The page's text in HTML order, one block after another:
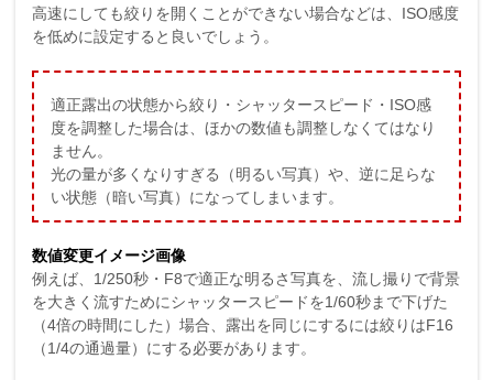
高速にしても絞りを開くことができない場合などは、ISO感度
を低めに設定すると良いでしょう。
適正露出の状態から絞り・シャッタースピード・ISO感
度を調整した場合は、ほかの数値も調整しなくてはなり
ません。
光の量が多くなりすぎる（明るい写真）や、逆に足らな
い状態（暗い写真）になってしまいます。
数値変更イメージ画像
例えば、1/250秒・F8で適正な明るさ写真を、流し撮りで背景
を大きく流すためにシャッタースピードを1/60秒まで下げた
（4倍の時間にした）場合、露出を同じにするには絞りはF16
（1/4の通過量）にする必要があります。